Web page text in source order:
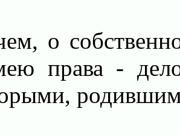
о
права - дело